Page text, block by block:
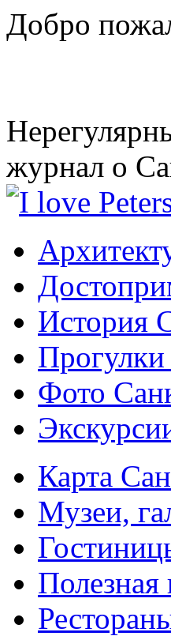
Добро
журнал о
История
Фото
Карта
Музеи,